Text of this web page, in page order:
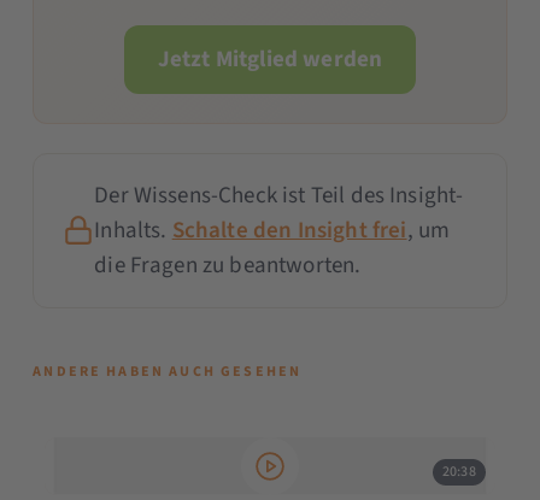
Jetzt Mitglied werden
Der Wissens-Check ist Teil des Insight-
Inhalts. Schalte den Insight frei, um
die Fragen zu beantworten.
ANDERE HABEN AUCH GESEHEN
20:38